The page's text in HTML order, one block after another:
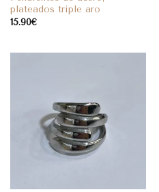
plateados triple aro
15.90€